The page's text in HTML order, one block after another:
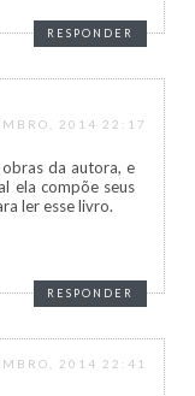
RESPONDER
2014 22:17
da autora, e
ela compõe seus
ler esse livro.
RESPONDER
2014 22:41